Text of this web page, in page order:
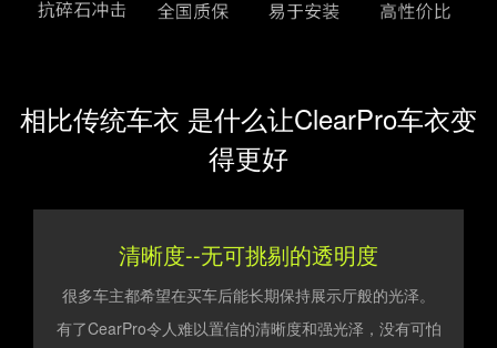
相比传统车衣 是什么让ClearPro车衣变
得更好
清晰度--无可挑剔的透明度
很多车主都希望在买车后能长期保持展示厅般的光泽。
有了CearPro令人难以置信的清晰度和强光泽，没有可怕